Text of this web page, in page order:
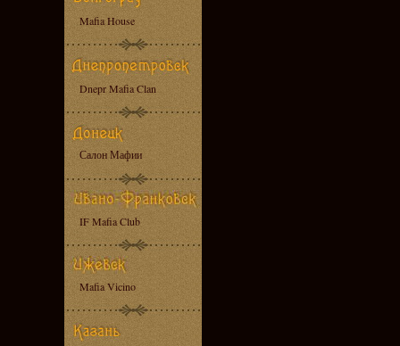
Mafia House
Dnepr Mafia Clan
Салон Мафии
IF Mafia Club
Mafia Vicino